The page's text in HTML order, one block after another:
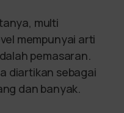
multi
mempunyai arti
pemasaran.
diartikan sebagai
dan banyak.